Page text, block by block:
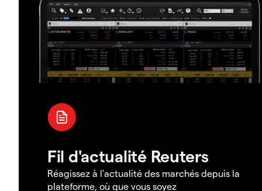
Fil d'actualité Reuters
Réagissez à l'actualité des marchés depuis la
plateforme, où que vous soyez